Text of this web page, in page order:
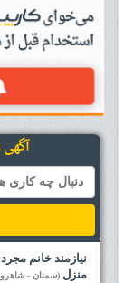
نیازمند خانم
منزل (سمنان -